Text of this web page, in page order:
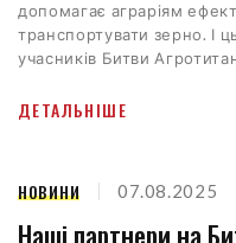
допомагає аграріям
транспортувати зерно. І
учасників Битви
ДЕТАЛЬНІШЕ
НОВИНИ 07.08.2025
Наші партнери на